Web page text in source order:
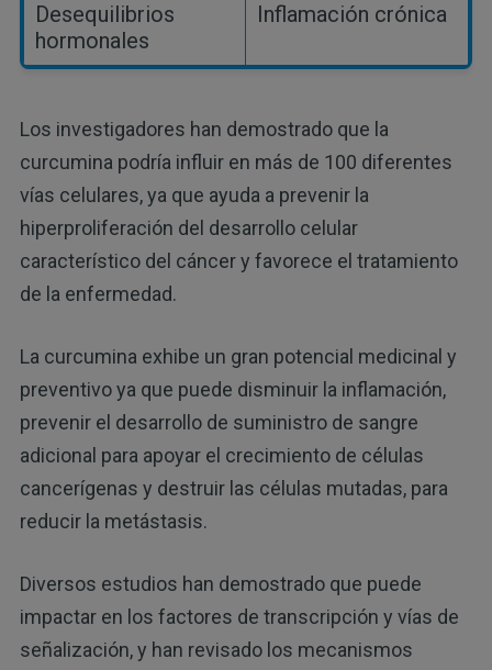
Desequilibrios
hormonales
Inflamación crónica
Los investigadores han demostrado que la
curcumina podría influir en más de 100 diferentes
vías celulares, ya que ayuda a prevenir la
hiperproliferación del desarrollo celular
característico del cáncer y favorece el tratamiento
de la enfermedad.
La curcumina exhibe un gran potencial medicinal y
preventivo ya que puede disminuir la inflamación,
prevenir el desarrollo de suministro de sangre
adicional para apoyar el crecimiento de células
cancerígenas y destruir las células mutadas, para
reducir la metástasis.
Diversos estudios han demostrado que puede
impactar en los factores de transcripción y vías de
señalización, y han revisado los mecanismos